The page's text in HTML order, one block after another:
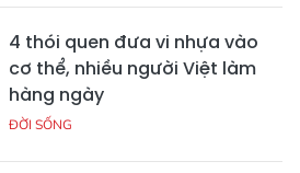
4 thói quen đưa vi nhựa vào
cơ thể, nhiều người Việt làm
hàng ngày
ĐỜI SỐNG